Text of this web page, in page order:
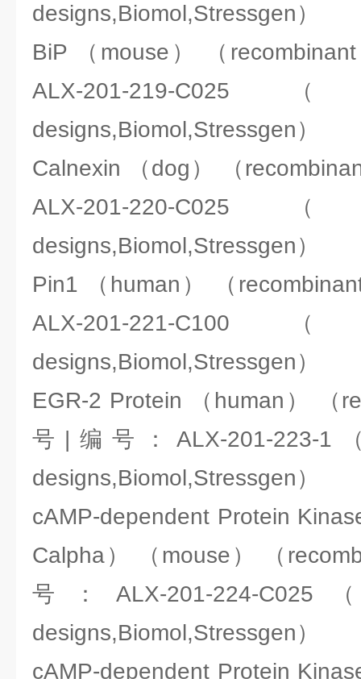
designs,Biomol,Stressgen）
BiP （mouse） （
ALX-201-219-C025（
designs,Biomol,Stressgen）
Calnexin （dog） （
ALX-201-220-C025（
designs,Biomol,Stressgen）
Pin1 （human） （
ALX-201-221-C100（
designs,Biomol,Stressgen）
EGR-2 Protein （human） （
号|编号：ALX-201-223-1（
designs,Biomol,Stressgen）
cAMP-dependent Protein
Calpha） （mouse） （
号：ALX-201-224-C025（
designs,Biomol,Stressgen）
cAMP-dependent Protein